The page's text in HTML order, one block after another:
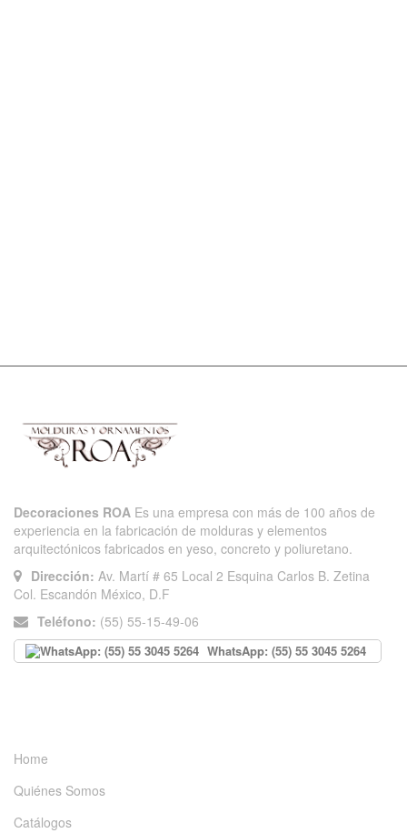
Decoraciones ROA Es una empresa con más de 100 años de
experiencia en la fabricación de molduras y elementos
arquitectónicos fabricados en yeso, concreto y poliuretano.
Dirección: Av. Martí # 65 Local 2 Esquina Carlos B. Zetina
Col. Escandón México, D.F
Teléfono: (55) 55-15-49-06
WhatsApp: (55) 55 3045 5264
Home
Quiénes Somos
Catálogos